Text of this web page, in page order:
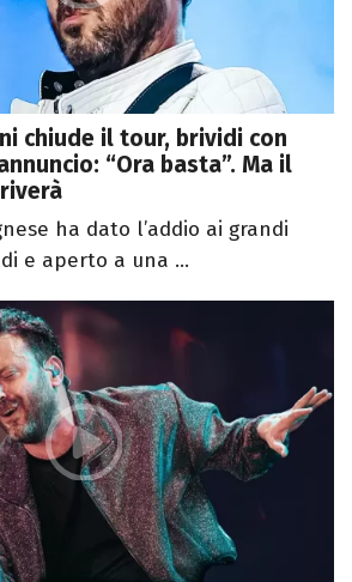
chiude il tour, brividi con
“Ora basta”. Ma il
ha dato l’addio ai grandi
e aperto a una ...